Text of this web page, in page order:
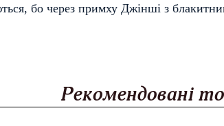
бо через примху Джінші з
Рекомендовані